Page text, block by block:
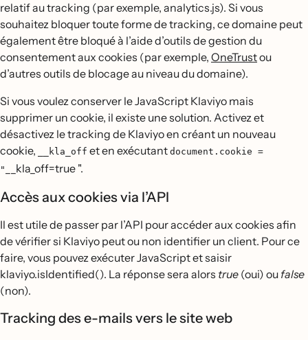
relatif au tracking (par exemple, analytics.js). Si vous
souhaitez bloquer toute forme de tracking, ce domaine peut
également être bloqué à l’aide d’outils de gestion du
consentement aux cookies (par exemple, OneTrustou
d’autres outils de blocage au niveau du domaine).
Si vous voulez conserver le JavaScript Klaviyo mais
supprimer un cookie, il existe une solution. Activez et
désactivez le tracking de Klaviyo en créant un nouveau
cookie,
__kla_off et en exécutant document.cookie =
"
__kla_off=true ".
Accès aux cookies via l’API
Il est utile de passer par l’API pour accéder aux cookies afin
de vérifier si Klaviyo peut ou non identifier un client. Pour ce
faire, vous pouvez exécuter JavaScript et saisir
klaviyo.isIdentified(). La réponse sera alors true (oui) ou false
(non).
Tracking des e-mails vers le site web